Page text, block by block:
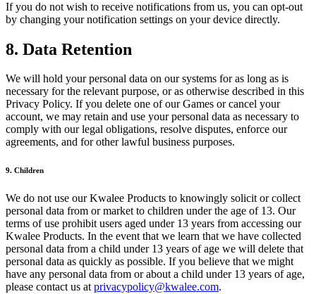
If you do not wish to receive notifications from us, you can opt-out
by changing your notification settings on your device directly.
8. Data Retention
We will hold your personal data on our systems for as long as is
necessary for the relevant purpose, or as otherwise described in this
Privacy Policy. If you delete one of our Games or cancel your
account, we may retain and use your personal data as necessary to
comply with our legal obligations, resolve disputes, enforce our
agreements, and for other lawful business purposes.
9. Children
We do not use our Kwalee Products to knowingly solicit or collect
personal data from or market to children under the age of 13. Our
terms of use prohibit users aged under 13 years from accessing our
Kwalee Products. In the event that we learn that we have collected
personal data from a child under 13 years of age we will delete that
personal data as quickly as possible. If you believe that we might
have any personal data from or about a child under 13 years of age,
please contact us at privacypolicy@kwalee.com.